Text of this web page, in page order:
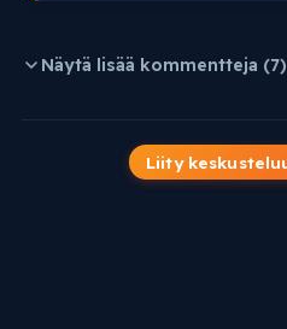
Näytä lisää kommentteja (7)
Liity